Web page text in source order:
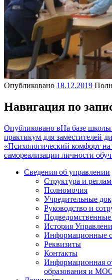
Опубликовано 18.12.2019
Навигация по
Опубликовано вНа базе
практикум для заместителей
«Психологический комфорт
самореализации личности
Сведения об управлении
Структура и
Полномочия
Учредительные
Руководство и
Подведомственные
История
Информационные
Реквизиты
Контакты
Информационная
образования и